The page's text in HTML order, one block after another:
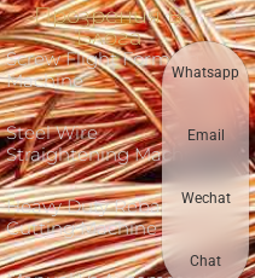
Прозрения В
Блога
Screw Flight Forming
Machine
Steel Wire
Straightening Machine
Heavy Duty Rebar
Cutting Machine
Whatsapp
Email
Wechat
Chat